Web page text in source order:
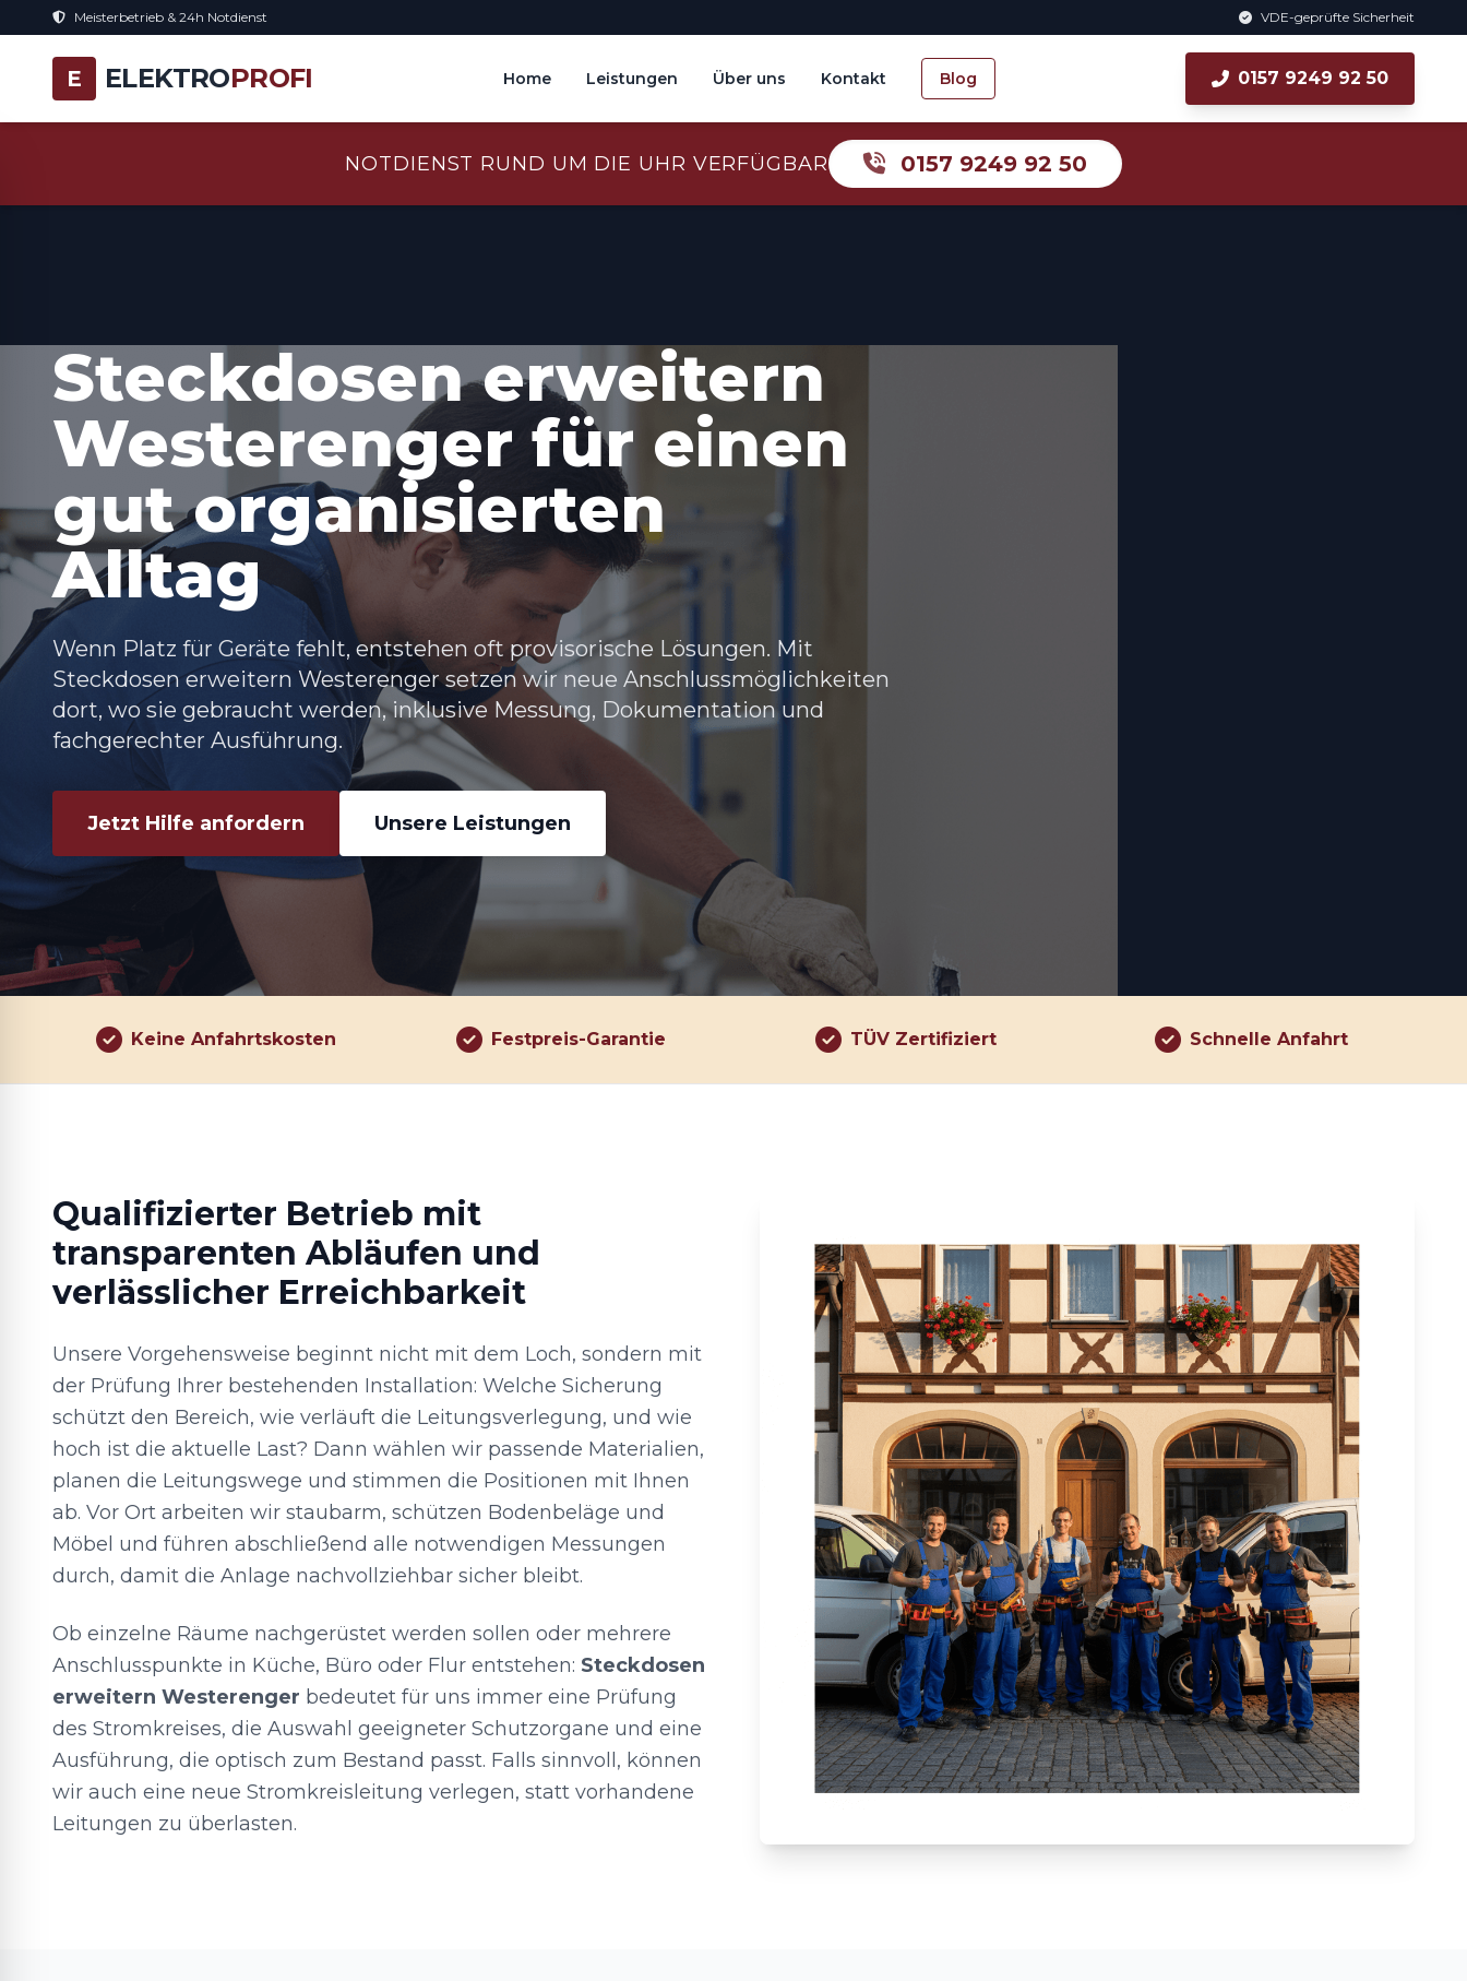
Meisterbetrieb & 24h Notdienst VDE-geprüfte Sicherheit
E ELEKTROPROFI Home Leistungen Über uns Kontakt Blog 0157 9249 92 50
NOTDIENST RUND UM DIE UHR VERFÜGBAR 0157 9249 92 50
Steckdosen erweitern
Westerenger für einen
gut organisierten
Alltag
Wenn Platz für Geräte fehlt, entstehen oft provisorische Lösungen. Mit
Steckdosen erweitern Westerengersetzen wir neue Anschlussmöglichkeiten
dort, wo sie gebraucht werden, inklusive Messung, Dokumentation und
fachgerechter Ausführung.
Jetzt Hilfe anfordern Unsere Leistungen
Keine Anfahrtskosten Festpreis-Garantie TÜV Zertifiziert Schnelle Anfahrt
Qualifizierter Betrieb mit
transparenten Abläufen und
verlässlicher Erreichbarkeit
Unsere Vorgehensweise beginnt nicht mit dem Loch, sondern mit
der Prüfung Ihrer bestehenden Installation: Welche Sicherung
schützt den Bereich, wie verläuft die Leitungsverlegung, und wie
hoch ist die aktuelle Last? Dann wählen wir passende Materialien,
planen die Leitungswege und stimmen die Positionen mit Ihnen
ab. Vor Ort arbeiten wir staubarm, schützen Bodenbeläge und
Möbel und führen abschließend alle notwendigen Messungen
durch, damit die Anlage nachvollziehbar sicher bleibt.
Ob einzelne Räume nachgerüstet werden sollen oder mehrere
Anschlusspunkte in Küche, Büro oder Flur entstehen: Steckdosen
erweitern Westerenger bedeutet für uns immer eine Prüfung
des Stromkreises, die Auswahl geeigneter Schutzorgane und eine
Ausführung, die optisch zum Bestand passt. Falls sinnvoll, können
wir auch eine neue Stromkreisleitung verlegen, statt vorhandene
Leitungen zu überlasten.